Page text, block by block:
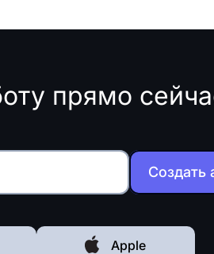
прямо
Создать
Apple